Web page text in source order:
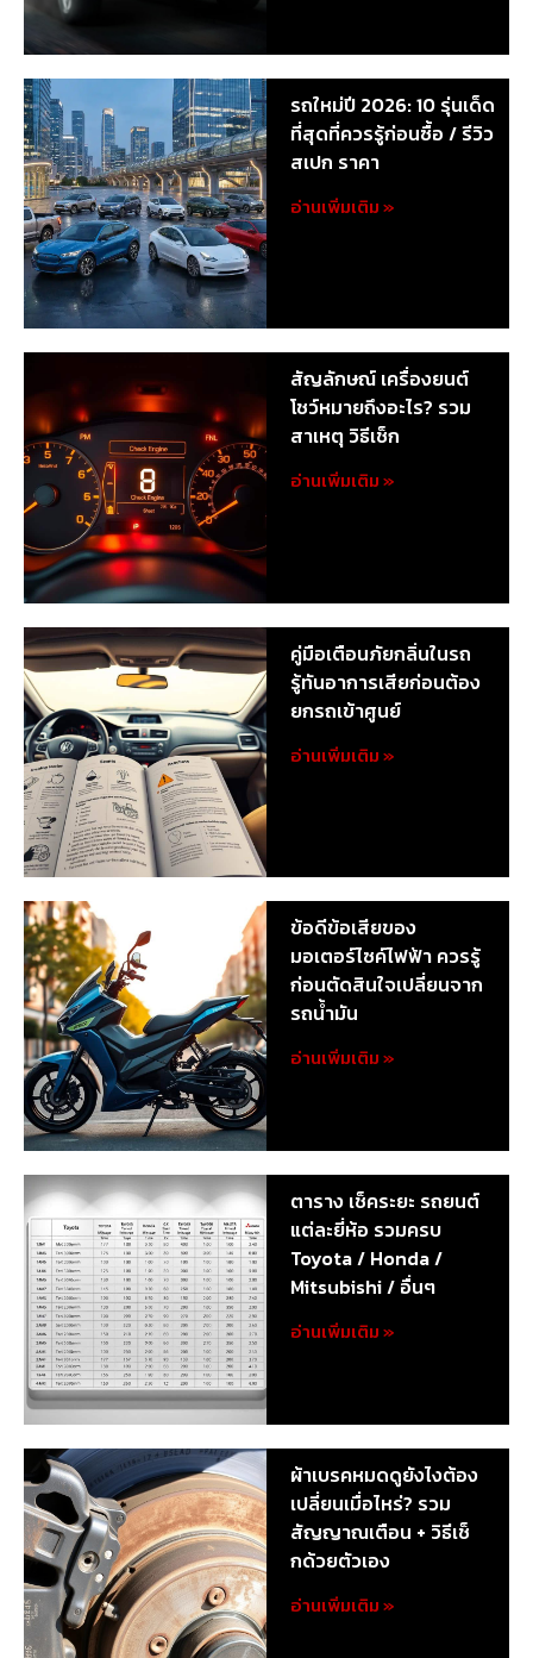
รถใหม่ปี 2026: 10 รุ่นเด็ด
ที่สุดที่ควรรู้ก่อนซื้อ / รีวิว
สเปก ราคา
อ่านเพิ่มเติม »
สัญลักษณ์ เครื่องยนต์
โชว์หมายถึงอะไร? รวม
สาเหตุ วิธีเช็ก
อ่านเพิ่มเติม »
คู่มือเตือนภัยกลิ่นในรถ
รู้ทันอาการเสียก่อนต้อง
ยกรถเข้าศูนย์
อ่านเพิ่มเติม »
ข้อดีข้อเสียของ
มอเตอร์ไซค์ไฟฟ้า ควรรู้
ก่อนตัดสินใจเปลี่ยนจาก
รถน้ำมัน
อ่านเพิ่มเติม »
ตาราง เช็คระยะ รถยนต์
แต่ละยี่ห้อ รวมครบ
Toyota / Honda /
Mitsubishi / อื่นๆ
อ่านเพิ่มเติม »
ผ้าเบรคหมดดูยังไงต้อง
เปลี่ยนเมื่อไหร่? รวม
สัญญาณเตือน + วิธีเช็
กด้วยตัวเอง
อ่านเพิ่มเติม »